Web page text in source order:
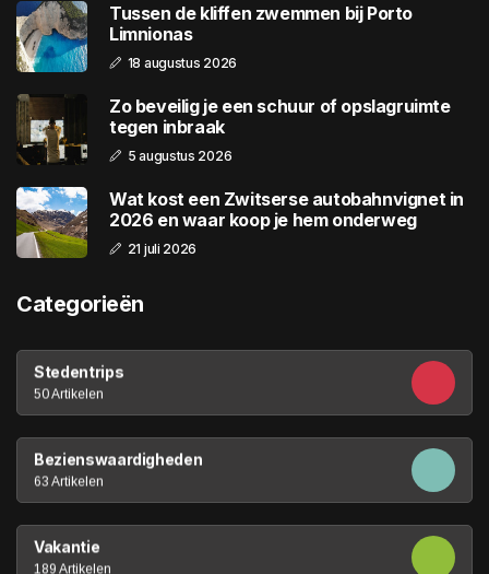
Tussen de kliffen zwemmen bij Porto
Limnionas
18 augustus 2026
Zo beveilig je een schuur of opslagruimte
tegen inbraak
5 augustus 2026
Wat kost een Zwitserse autobahnvignet in
2026 en waar koop je hem onderweg
21 juli 2026
Categorieën
Stedentrips
50 Artikelen
Bezienswaardigheden
63 Artikelen
Vakantie
189 Artikelen